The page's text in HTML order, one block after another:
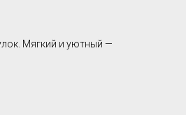
Мягкий и уютный —